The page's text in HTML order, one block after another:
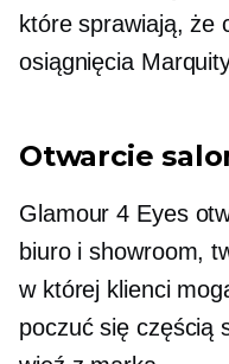
które sprawiają, że
osiągnięcia
Otwarcie
Glamour 4 Eyes
biuro i showroom,
w której klienci
poczuć się częścią